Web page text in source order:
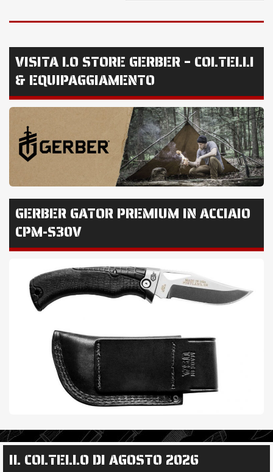
VISITA LO STORE GERBER – COLTELLI
& EQUIPAGGIAMENTO
GERBER GATOR PREMIUM IN ACCIAIO
CPM-S30V
IL COLTELLO DI AGOSTO 2026